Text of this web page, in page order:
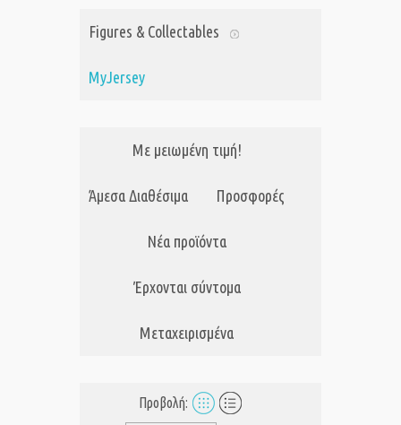
Figures & Collectables
MyJersey
Με μειωμένη τιμή!
Άμεσα Διαθέσιμα Προσφορές
Νέα προϊόντα
Έρχονται σύντομα
Μεταχειρισμένα
Προβολή: